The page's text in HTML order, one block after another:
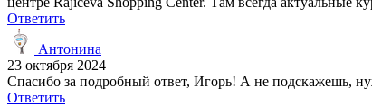
Ответить
Антонина
23 октября 2024
Спасибо за подробный ответ, Игорь! А не подскажешь,
Ответить